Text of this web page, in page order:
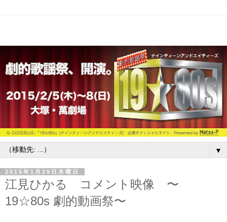
▼
2015年1月29日木曜日
江見ひかる コメント映像 〜
19☆80s 劇的動画祭〜